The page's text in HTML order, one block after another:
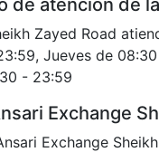
Zayed Road
Jueves de
- 23:59
Exchange
Exchange